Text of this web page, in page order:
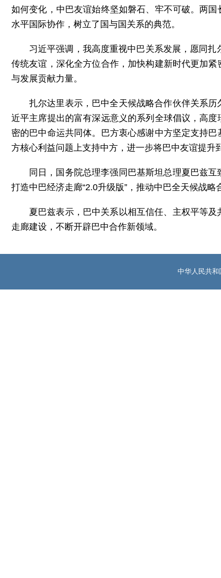
如何变化，中巴友谊始终坚如磐石、牢不可破。两
水平国际协作，树立了国与国关系的典范。
习近平强调，我高度重视中巴关系发展，愿同
传统友谊，深化全方位合作，加快构建新时代更加
与发展贡献力量。
扎尔达里表示，巴中全天候战略合作伙伴关系
近平主席提出的富有深远意义的系列全球倡议，高
密的巴中命运共同体。巴方衷心感谢中方坚定支持
方核心利益问题上支持中方，进一步将巴中友谊提升
同日，国务院总理李强同巴基斯坦总理夏巴兹
打造中巴经济走廊“2.0升级版”，推动中巴全天候战
夏巴兹表示，巴中关系以相互信任、主权平等
走廊建设，不断开辟巴中合作新领域。
中华人民共